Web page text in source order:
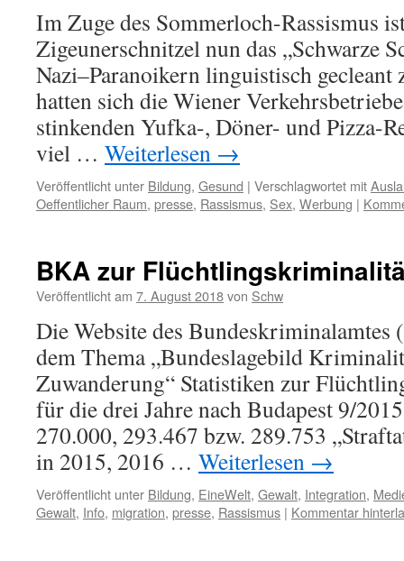
Im Zuge des Sommerloch-Rassismus
Zigeunerschnitzel nun das „Schwarze
Nazi–Paranoikern linguistisch gecleant
hatten sich die Wiener
stinkenden Yufka-, Döner- und Pizza-
viel … Weiterlesen →
Veröffentlicht unter Bildung, Gesund | Verschlagwortet mit
Oeffentlicher Raum, presse, Rassismus, Sex, Werbung |
BKA zur
Veröffentlicht am 7. August 2018von Schw
Die Website des
dem Thema „Bundeslagebild
Zuwanderung“ Statistiken zur
für die drei Jahre nach Budapest 9/
270.000, 293.467 bzw. 289.753
in 2015, 2016 … Weiterlesen →
Veröffentlicht unter Bildung, EineWelt, Gewalt, Integration,
Gewalt, Info, migration, presse, Rassismus | Kommentar